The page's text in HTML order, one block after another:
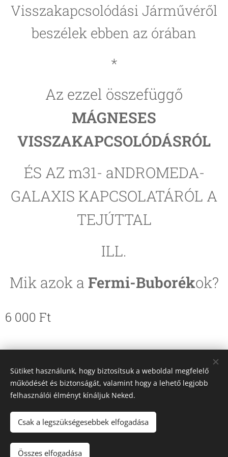
Visszakapcsolódási Járművéről
beszélek ebben az órában
*
Az ezzel összefüggő
MÁGNESES
VISSZAKAPCSOLÓDÁSRÓL
ÉS AZ m31- aNDROMEDA-
GALAXIS KAPCSOLATÁRÓL A
TEJÚTTAL
ILL.
Mik azok a Fermi-Buborékok?
6 000 Ft
Az oldalt aWebnodeműködteti Sütik
Nyelvek
Magyar
English Deutsch
Sütiket használunk, hogy biztosítsuk a weboldal megfelelő
működését és biztonságát, valamint hogy a lehető legjobb
felhasználói élményt kínáljuk Neked.
Csak a legszükségesebbek elfogadása
Összes elfogadása